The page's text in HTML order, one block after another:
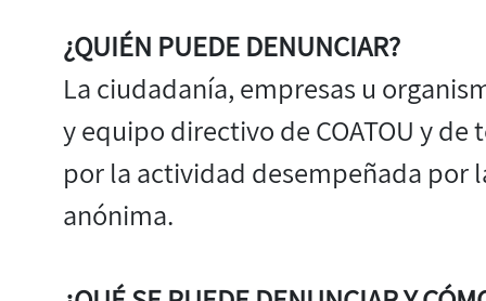
¿QUIÉN PUEDE DENUNCIAR?
La ciudadanía, empresas u
y equipo directivo de COATOU y
por la actividad desempeñada por
anónima.